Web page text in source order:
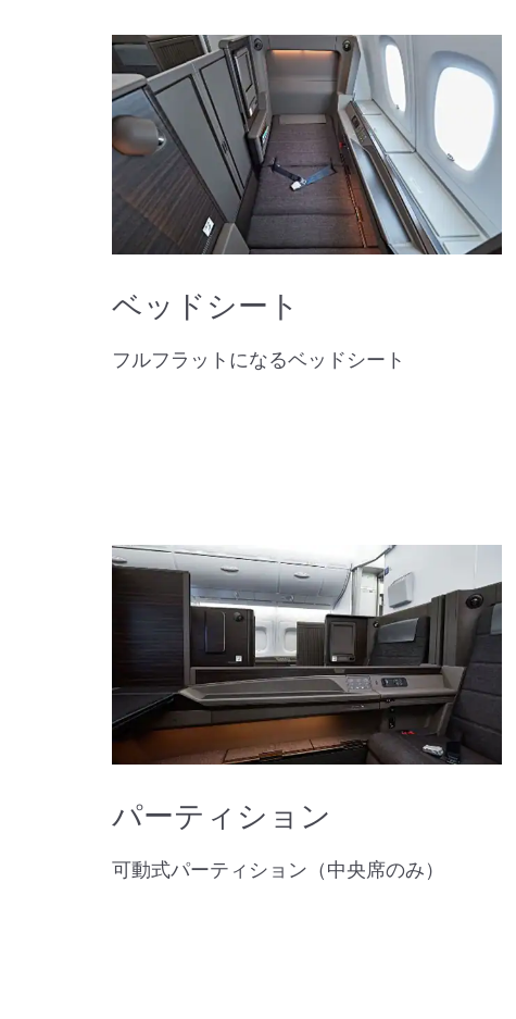
ベッドシート
フルフラットになるベッドシート
パーティション
可動式パーティション（中央席のみ）